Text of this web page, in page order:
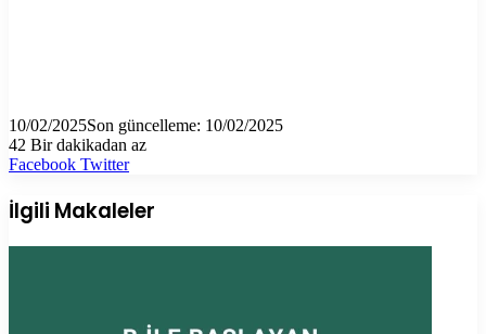
10/02/2025Son güncelleme: 10/02/2025
42 Bir dakikadan az
Facebook TwitterLinkedIn
Tumblr
Pinterest
Reddit
VKontakte
E-
ile
paylaş
Yazdır
İlgili Makaleler